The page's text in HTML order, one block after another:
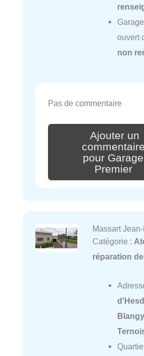
ouvert
non
Pas de commentaire
Ajouter un
commentaire
pour Garage
Premier
Massart
Catégorie :
réparation